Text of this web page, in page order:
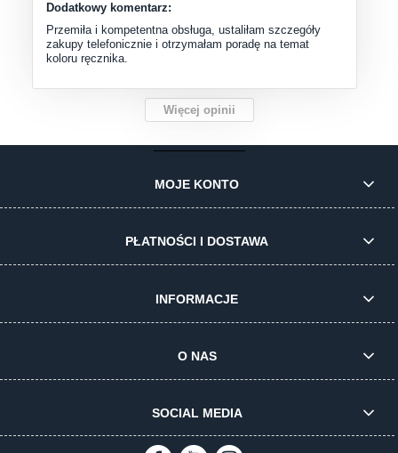
Dodatkowy komentarz:
Przemiła i kompetentna obsługa, ustaliłam szczegóły
zakupy telefonicznie i otrzymałam poradę na temat
koloru ręcznika.
Więcej opinii
MOJE KONTO
PŁATNOŚCI I DOSTAWA
INFORMACJE
O NAS
SOCIAL MEDIA